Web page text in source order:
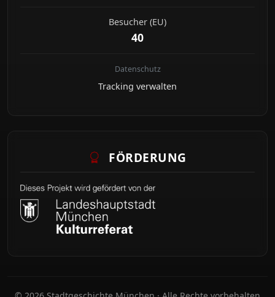
Besucher (EU)
40
Datenschutz
Tracking verwalten
FÖRDERUNG